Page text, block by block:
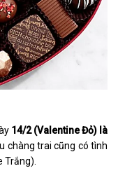
14/2 (Valentine Đỏ) là
chàng trai cũng có tình
Trắng).